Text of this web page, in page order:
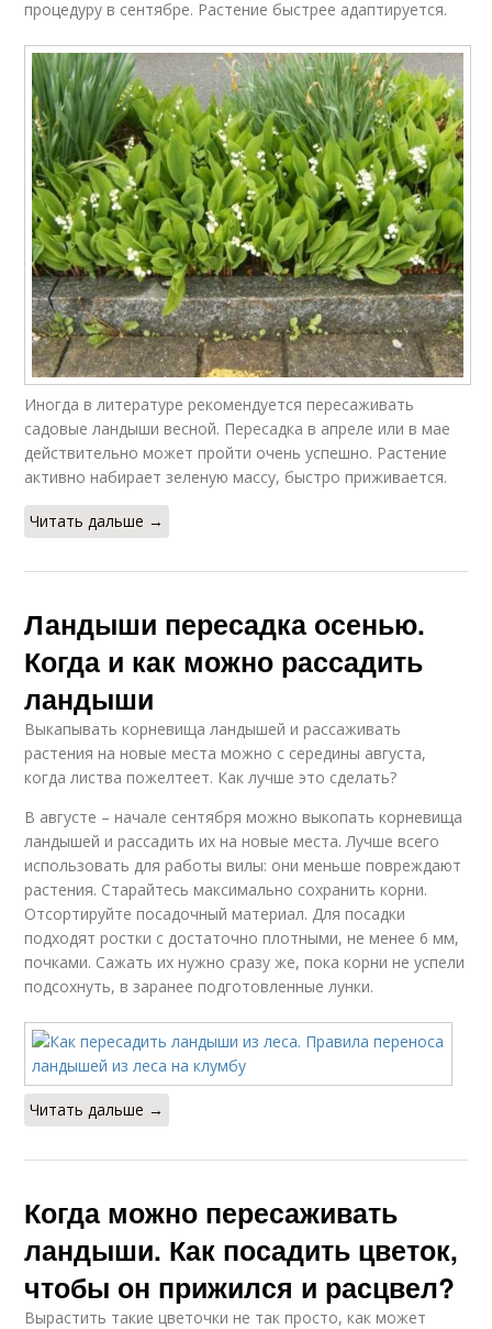
процедуру в сентябре. Растение быстрее адаптируется.
Иногда в литературе рекомендуется пересаживать
садовые ландыши весной. Пересадка в апреле или в мае
действительно может пройти очень успешно. Растение
активно набирает зеленую массу, быстро приживается.
Читать дальше →
Ландыши пересадка осенью.
Когда и как можно рассадить
ландыши
Выкапывать корневища ландышей и рассаживать
растения на новые места можно с середины августа,
когда листва пожелтеет. Как лучше это сделать?
В августе – начале сентября можно выкопать корневища
ландышей и рассадить их на новые места. Лучше всего
использовать для работы вилы: они меньше повреждают
растения. Старайтесь максимально сохранить корни.
Отсортируйте посадочный материал. Для посадки
подходят ростки с достаточно плотными, не менее 6 мм,
почками. Сажать их нужно сразу же, пока корни не успели
подсохнуть, в заранее подготовленные лунки.
Читать дальше →
Когда можно пересаживать
ландыши. Как посадить цветок,
чтобы он прижился и расцвел?
Вырастить такие цветочки не так просто, как может